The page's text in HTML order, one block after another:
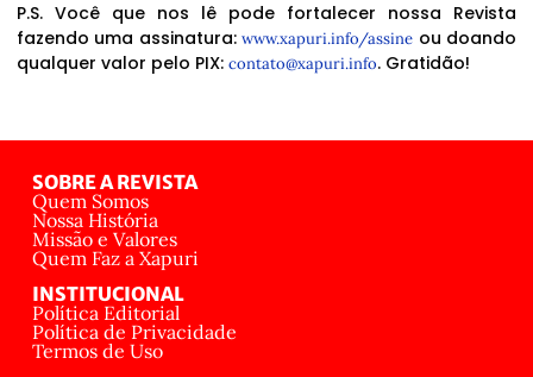
P.S. Você que nos lê pode fortalecer nossa Revista
fazendo uma assinatura:www.xapuri.info/assine ou doando
qualquer valor pelo PIX: contato@xapuri.info. Gratidão!
SOBRE A REVISTA
Quem Somos
Nossa História
Missão e Valores
Quem Faz a Xapuri
INSTITUCIONAL
Política Editorial
Política de Privacidade
Termos de Uso